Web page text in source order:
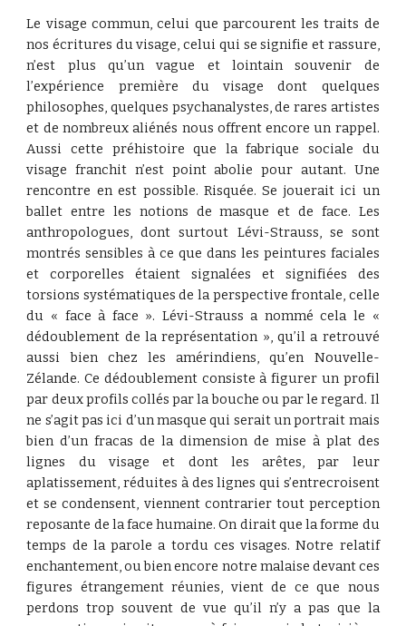
Le visage commun, celui que parcourent les traits de
nos écritures du visage, celui qui se signifie et rassure,
n’est plus qu’un vague et lointain souvenir de
l’expérience première du visage dont quelques
philosophes, quelques psychanalystes, de rares artistes
et de nombreux aliénés nous offrent encore un rappel.
Aussi cette préhistoire que la fabrique sociale du
visage franchit n’est point abolie pour autant. Une
rencontre en est possible. Risquée. Se jouerait ici un
ballet entre les notions de masque et de face. Les
anthropologues, dont surtout Lévi-Strauss, se sont
montrés sensibles à ce que dans les peintures faciales
et corporelles étaient signalées et signifiées des
torsions systématiques de la perspective frontale, celle
du « face à face ». Lévi-Strauss a nommé cela le «
dédoublement de la représentation », qu’il a retrouvé
aussi bien chez les amérindiens, qu’en Nouvelle-
Zélande. Ce dédoublement consiste à figurer un profil
par deux profils collés par la bouche ou par le regard. Il
ne s’agit pas ici d’un masque qui serait un portrait mais
bien d’un fracas de la dimension de mise à plat des
lignes du visage et dont les arêtes, par leur
aplatissement, réduites à des lignes qui s’entrecroisent
et se condensent, viennent contrarier tout perception
reposante de la face humaine. On dirait que la forme du
temps de la parole a tordu ces visages. Notre relatif
enchantement, ou bien encore notre malaise devant ces
figures étrangement réunies, vient de ce que nous
perdons trop souvent de vue qu’il n’y a pas que la